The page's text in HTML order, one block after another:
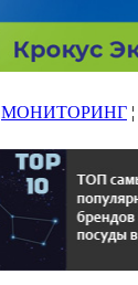
МОНИТОРИНГ ¦